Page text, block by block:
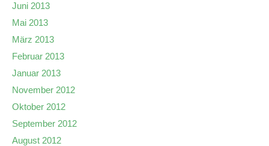
Juni 2013
Mai 2013
März 2013
Februar 2013
Januar 2013
November 2012
Oktober 2012
September 2012
August 2012